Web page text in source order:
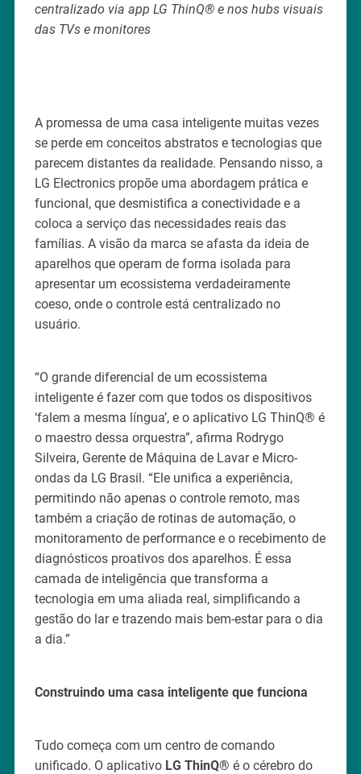
centralizado via app LG ThinQ® e nos hubs visuais
das TVs e monitores
A promessa de uma casa inteligente muitas vezes
se perde em conceitos abstratos e tecnologias que
parecem distantes da realidade. Pensando nisso, a
LG Electronics propõe uma abordagem prática e
funcional, que desmistifica a conectividade e a
coloca a serviço das necessidades reais das
famílias. A visão da marca se afasta da ideia de
aparelhos que operam de forma isolada para
apresentar um ecossistema verdadeiramente
coeso, onde o controle está centralizado no
usuário.
“O grande diferencial de um ecossistema
inteligente é fazer com que todos os dispositivos
‘falem a mesma língua’, e o aplicativo LG ThinQ® é
o maestro dessa orquestra”, afirma Rodrygo
Silveira, Gerente de Máquina de Lavar e Micro-
ondas da LG Brasil. “Ele unifica a experiência,
permitindo não apenas o controle remoto, mas
também a criação de rotinas de automação, o
monitoramento de performance e o recebimento de
diagnósticos proativos dos aparelhos. É essa
camada de inteligência que transforma a
tecnologia em uma aliada real, simplificando a
gestão do lar e trazendo mais bem-estar para o dia
a dia.”
Construindo uma casa inteligente que funciona
Tudo começa com um centro de comando
unificado. O aplicativo LG ThinQ® é o cérebro do